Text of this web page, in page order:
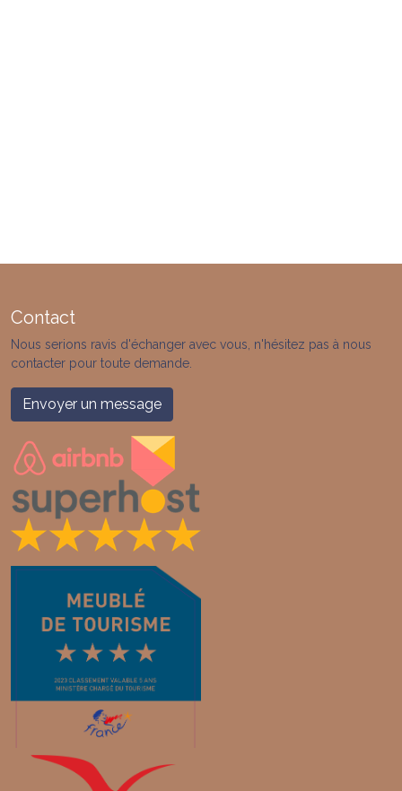
Contact
Nous serions ravis d'échanger avec vous, n'hésitez pas à nous
contacter pour toute demande.
Envoyer un message